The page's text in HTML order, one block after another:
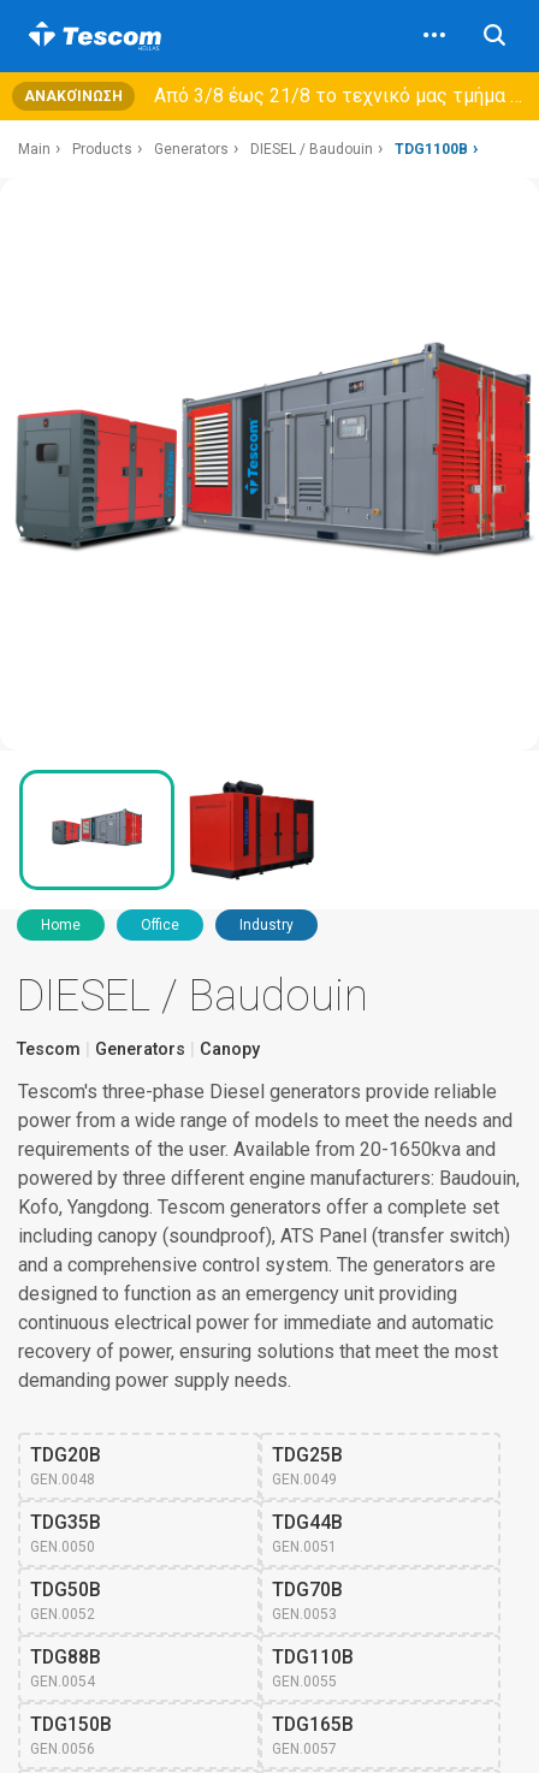
ΑΝΑΚΟΊΝΩΣΗ Από 3/8 έως 21/8 τo τεχνικό μας τμήμα θα εξυπηρετεί μόνο συμβόλαια συντήρησης και όχι νέες παραλαβές →
Main Products Generators DIESEL / Baudouin TDG1100B
Home Office Industry
DIESEL / Baudouin
Tescom Generators Canopy
Tescom's three-phase Diesel generators provide reliable
power from a wide range of models to meet the needs and
requirements of the user. Available from 20-1650kva and
powered by three different engine manufacturers: Baudouin,
Kofo, Yangdong. Tescom generators offer a complete set
including canopy (soundproof), ATS Panel (transfer switch)
and a comprehensive control system. The generators are
designed to function as an emergency unit providing
continuous electrical power for immediate and automatic
recovery of power, ensuring solutions that meet the most
demanding power supply needs.
TDG20B
GEN.0048
TDG25B
GEN.0049
TDG35B
GEN.0050
TDG44B
GEN.0051
TDG50B
GEN.0052
TDG70B
GEN.0053
TDG88B
GEN.0054
TDG110B
GEN.0055
TDG150B
GEN.0056
TDG165B
GEN.0057